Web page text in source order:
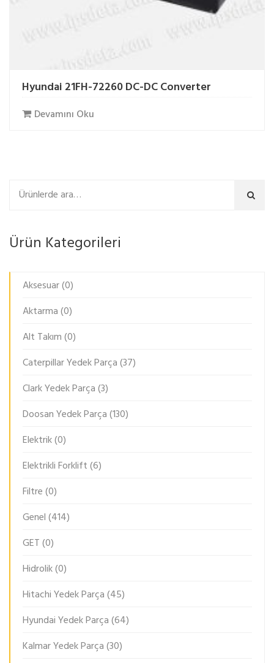
Hyundai 21FH-72260 DC-DC Converter
Devamını Oku
Ara
Ürün Kategorileri
Aksesuar(0)
Aktarma(0)
Alt Takım(0)
Caterpillar Yedek Parça(37)
Clark Yedek Parça(3)
Doosan Yedek Parça(130)
Elektrik(0)
Elektrikli Forklift(6)
Filtre(0)
Genel(414)
GET(0)
Hidrolik(0)
Hitachi Yedek Parça(45)
Hyundai Yedek Parça(64)
Kalmar Yedek Parça(30)